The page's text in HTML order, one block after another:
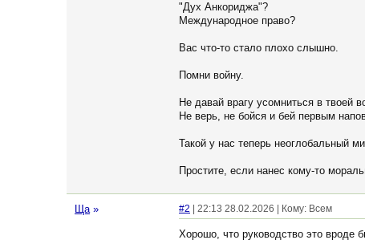
"Дух Анкориджа"?
Международное право?
Вас что-то стало плохо слышно.
Помни войну.
Не давай врагу усомниться в твоей
Не верь, не бойся и бей первым
Такой у нас теперь неоглобальный
Простите, если нанес кому-то
Ща » #2 | 22:13 28.02.2026 | Кому: Всем
Хорошо, что руководство это вроде